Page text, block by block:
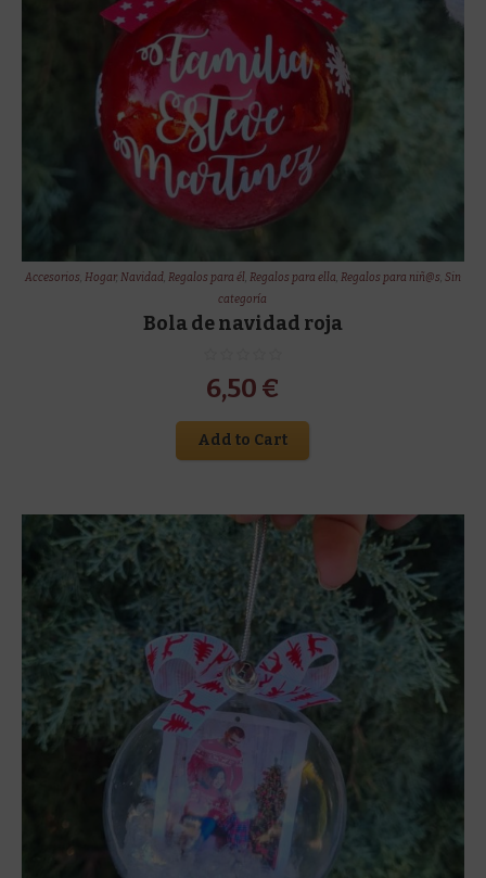
Accesorios, Hogar, Navidad, Regalos para él, Regalos para ella, Regalos para niñ@s, Sin
categoría
Bola de navidad roja
6,50 €
Add to Cart